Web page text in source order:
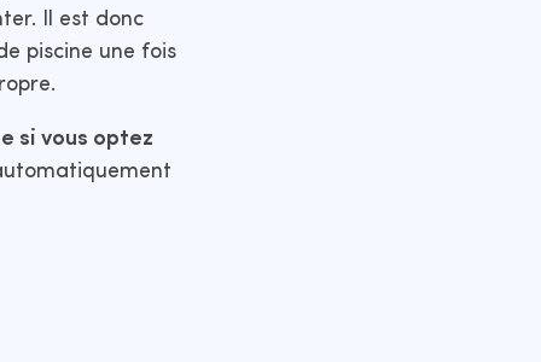
Il est donc
piscine une fois
si vous optez